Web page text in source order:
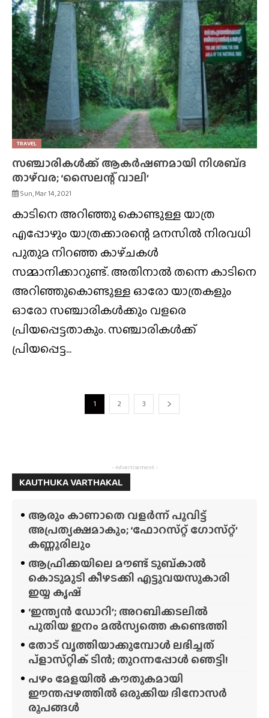
TRAVEL
സഞ്ചാരികൾക്ക് ആകർഷണമായി നിശബ്‌ദ
താഴ്‌വര; ‘സൈലന്റ് വാലി’
Sun, Mar 14, 2021
കാടിനെ അറിഞ്ഞു കൊണ്ടുള്ള യാത്ര
എപ്പോഴും യാത്രക്കാരന്റെ മനസിൽ നിരവധി
പുതുമ നിറഞ്ഞ കാഴ്‌ചകൾ
സമ്മാനിക്കാറുണ്ട്. അതിനാൽ തന്നെ കാടിനെ
അറിഞ്ഞുകൊണ്ടുള്ള ഓരോ യാത്രകളും
ഓരോ സഞ്ചാരികൾക്കും വളരെ
പ്രിയപ്പെട്ടതാകും. സഞ്ചാരികൾക്ക്
പ്രിയപ്പെട്ട...
1 2 3
- Advertisement -
KAUTHUKA VARTHAKAL
ആരും കാണാതെ വളർന്ന് പൂവിട്ട്
അപ്രത്യക്ഷമാകും; ‘ഫോറസ്‌റ്റ്‌ ഗോസ്‌റ്റ്’
കണ്ണൂരിലും
ആഫ്രിക്കയിലെ മൗണ്ട് ടുബ്‌കാൽ
കൊടുമുടി കീഴടക്കി എട്ടുവയസുകാരി
ഇയ്യ കൃഷ്
‘ഇന്ത്യൻ ഡോറി’; അറബിക്കടലിൽ
പുതിയ ഇനം മൽസ്യത്തെ കണ്ടെത്തി
തോട് വൃത്തിയാക്കുമ്പോൾ ലഭിച്ചത്
പ്‌ളാസ്‌റ്റിക് ടിൻ; തുറന്നപ്പോൾ ഞെട്ടി!
പഴം മേളയിൽ കൗതുകമായി
ഈന്തപ്പഴത്തിൽ ഒരുക്കിയ ദിനോസർ
രൂപങ്ങൾ